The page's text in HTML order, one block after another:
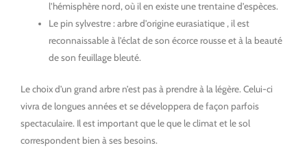
l’hémisphère nord, où il en existe une trentaine d’espèces.
Le pin sylvestre : arbre d’origine eurasiatique , il est
reconnaissable à l’éclat de son écorce rousse et à la beauté
de son feuillage bleuté.
Le choix d’un grand arbre n’est pas à prendre à la légère. Celui-ci
vivra de longues années et se développera de façon parfois
spectaculaire. Il est important que le que le climat et le sol
correspondent bien à ses besoins.